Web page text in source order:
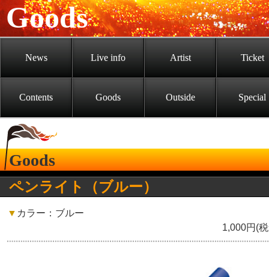
Goods
News Live info Artist Ticket
Contents Goods Outside Special
Goods
ペンライト（ブルー）
▼ カラー：ブルー
1,000円(